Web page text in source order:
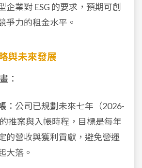
企業對 ESG 的要求，預期可創
爭力的租金水平。
與未來發展
：
：公司已規劃未來七年（2026-
推案與入帳時程，目標是每年
的營收與獲利貢獻，避免營運
大落。